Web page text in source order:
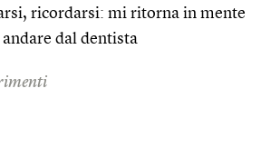
ricordarsi: mi ritorna in mente
dal dentista